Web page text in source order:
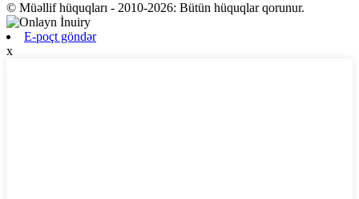
© Müəllif hüquqları - 2010-2026: Bütün hüquqlar qorunur.
E-poçt göndər
x